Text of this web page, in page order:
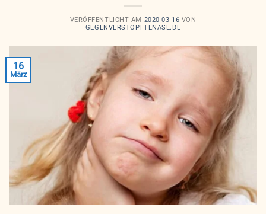
VERÖFFENTLICHT AM 2020-03-16 VON
GEGENVERSTOPFTENASE.DE
16
März